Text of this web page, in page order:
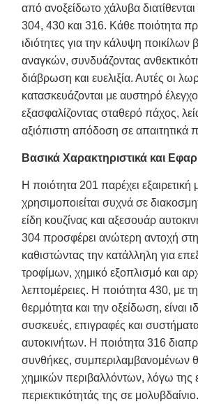
από ανοξείδωτο χάλυβα
304, 430 και 316. Κάθε ποιότητα
ιδιότητες για την κάλυψη ποικίλων
αναγκών, συνδυάζοντας
διάβρωση και ευελιξία. Αυτές οι
κατασκευάζονται με αυστηρό
εξασφαλίζοντας σταθερό πάχος,
αξιόπιστη απόδοση σε απαιτητικά
Βασικά Χαρακτηριστικά και
Η ποιότητα 201 παρέχει
χρησιμοποιείται συχνά σε
είδη κουζίνας και αξεσουάρ
304 προσφέρει ανώτερη αντοχή
καθιστώντας την κατάλληλη για
τροφίμων, χημικό εξοπλισμό και
λεπτομέρειες. Η ποιότητα 430, με
θερμότητα και την οξείδωση, είναι
συσκευές, επιγραφές και
αυτοκινήτων. Η ποιότητα 316
συνθήκες, συμπεριλαμβανομένων
χημικών περιβαλλόντων, λόγω της
περιεκτικότητάς της σε μολυβδαίνιο.